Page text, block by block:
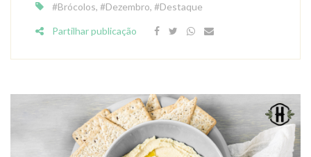
#Brócolos, #Dezembro, #Destaque
Partilhar publicação